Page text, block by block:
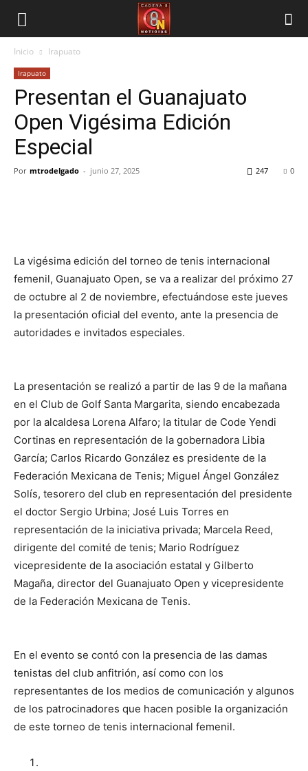
Inicio Irapuato
Irapuato
Presentan el Guanajuato
Open Vigésima Edición
Especial
Por mtrodelgado - junio 27, 2025 0
247
La vigésima edición del torneo de tenis internacional
femenil, Guanajuato Open, se va a realizar del próximo 27
de octubre al 2 de noviembre, efectuándose este jueves
la presentación oficial del evento, ante la presencia de
autoridades e invitados especiales.
La presentación se realizó a partir de las 9 de la mañana
en el Club de Golf Santa Margarita, siendo encabezada
por la alcaldesa Lorena Alfaro; la titular de Code Yendi
Cortinas en representación de la gobernadora Libia
García; Carlos Ricardo González es presidente de la
Federación Mexicana de Tenis; Miguel Ángel González
Solís, tesorero del club en representación del presidente
el doctor Sergio Urbina; José Luis Torres en
representación de la iniciativa privada; Marcela Reed,
dirigente del comité de tenis; Mario Rodríguez
vicepresidente de la asociación estatal y Gilberto
Magaña, director del Guanajuato Open y vicepresidente
de la Federación Mexicana de Tenis.
En el evento se contó con la presencia de las damas
tenistas del club anfitrión, así como con los
representantes de los medios de comunicación y algunos
de los patrocinadores que hacen posible la organización
de este torneo de tenis internacional femenil.